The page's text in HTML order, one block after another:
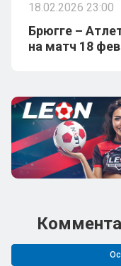
18.02.2026 23:00
Брюгге –
на матч 18